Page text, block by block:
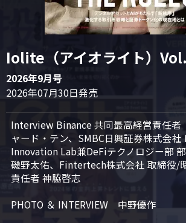
Iolite（アイオライト）
2026年9月号
2026年07月30日発売
Interview Binance 共同最高経営責任者
ャード・テン、SMBC日興証券株式会
Innovation Lab兼DeFiテクノロジー部
磯野太佑、Fintertech株式会社 取締役/
責任者 神脇啓志
PHOTO ＆ INTERVIEW　中野優作